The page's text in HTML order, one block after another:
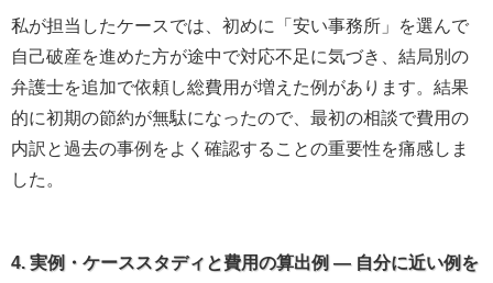
私が担当したケースでは、初めに「安い事務所」を選んで
自己破産を進めた方が途中で対応不足に気づき、結局別の
弁護士を追加で依頼し総費用が増えた例があります。結果
的に初期の節約が無駄になったので、最初の相談で費用の
内訳と過去の事例をよく確認することの重要性を痛感しま
した。
4. 実例・ケーススタディと費用の算出例 — 自分に近い例を